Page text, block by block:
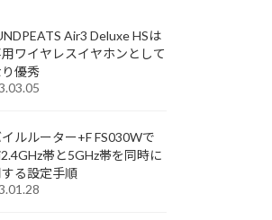
Air3 Deluxe HSは
ワイヤレスイヤホンとして
優秀
ルルーター+F FS030Wで
帯と5GHz帯を同時に
る設定手順